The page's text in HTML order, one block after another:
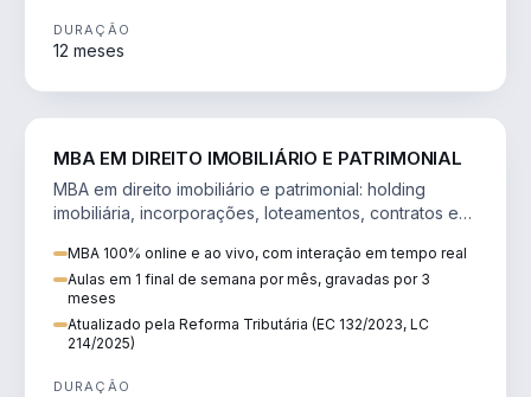
DURAÇÃO
12 meses
MBA EM DIREITO IMOBILIÁRIO E PATRIMONIAL
MBA em direito imobiliário e patrimonial: holding
imobiliária, incorporações, loteamentos, contratos e
MBA 100% online e ao vivo, com interação em tempo real
Aulas em 1 final de semana por mês, gravadas por 3
meses
Atualizado pela Reforma Tributária (EC 132/2023, LC
214/2025)
DURAÇÃO